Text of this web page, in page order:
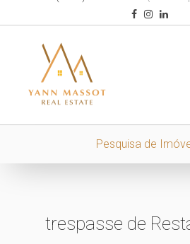
Pesquisa de
trespasse de